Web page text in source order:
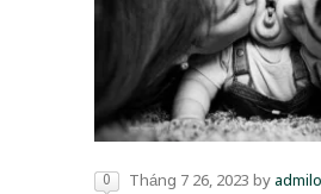
0 Tháng 7 26, 2023 byadmilo